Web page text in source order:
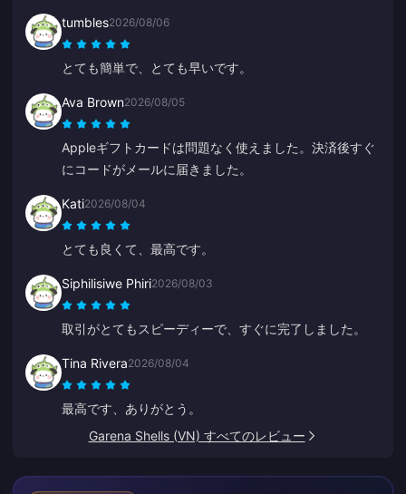
tumbles2026/08/06
とても簡単で、とても早いです。
Ava Brown2026/08/05
Appleギフトカードは問題なく使えました。決済後すぐ
にコードがメールに届きました。
Kati2026/08/04
とても良くて、最高です。
Siphilisiwe Phiri2026/08/03
取引がとてもスピーディーで、すぐに完了しました。
Tina Rivera2026/08/04
最高です、ありがとう。
Garena Shells (VN) すべてのレビュー